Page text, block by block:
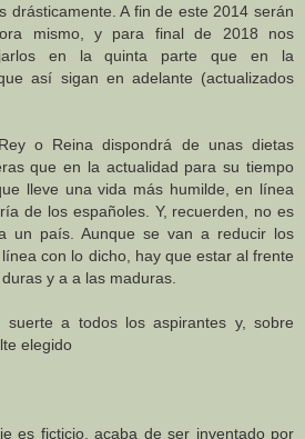
drásticamente. A fin de este 2014 serán
mismo, y para final de 2018 nos
en la quinta parte que en la
así sigan en adelante (actualizados
o Reina dispondrá de unas dietas
que en la actualidad para su tiempo
lleve una vida más humilde, en línea
de los españoles. Y, recuerden, no es
un país. Aunque se van a reducir los
con lo dicho, hay que estar al frente
y a a las maduras.
suerte a todos los aspirantes y, sobre
elegido
es ficticio, acaba de ser inventado por